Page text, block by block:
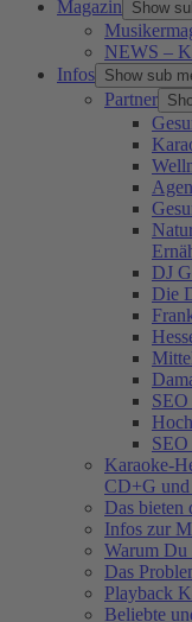
Magazin
Show
NEWS –
Infos Show sub
Partner
DJ
Die
Karaoke-
CD+G
Das bieten
Infos zur
Warum Du
Das
Playback
Beliebte